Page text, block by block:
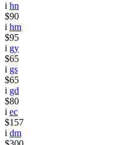
i hn
$90
i hm
$95
i gy
$65
i gs
$65
i gd
$80
i ec
$157
i dm